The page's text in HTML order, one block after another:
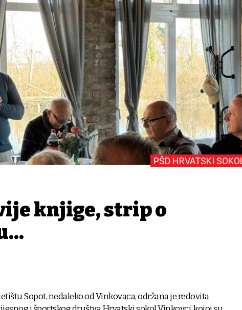
PŠD HRVATSKI
knjige, strip o
Sopot, nedaleko od Vinkovaca, održana je redovita